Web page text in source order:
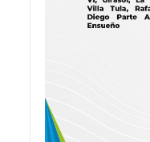
sin
Gobierno de